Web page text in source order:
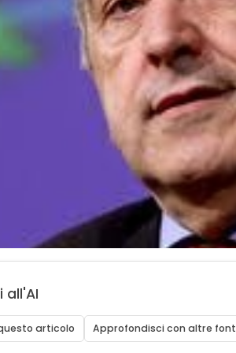
all'AI
articolo Approfondisci con altre